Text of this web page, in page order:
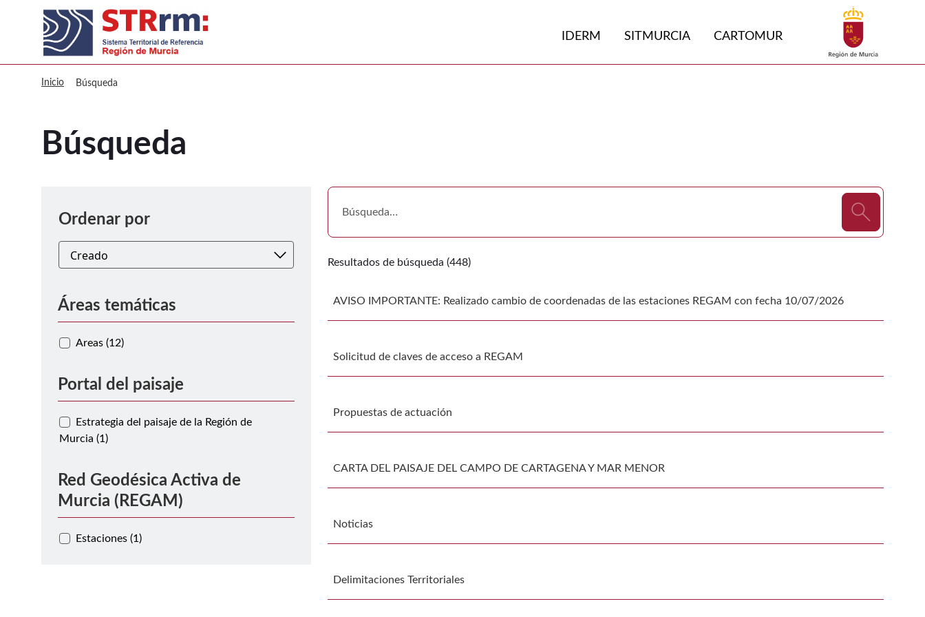
sitmurcia Búsqueda IDERM SITMURCIA CARTOMUR Buscar
Inicio Búsqueda
Búsqueda
Ordenar por
Áreas temáticas
Areas (12)
Portal del paisaje
Estrategia del paisaje de la Región de
Murcia (1)
Red Geodésica Activa de
Murcia (REGAM)
Estaciones (1)
Resultados de búsqueda (448)
AVISO IMPORTANTE: Realizado cambio de coordenadas de las estaciones REGAM con fecha 10/07/2026
Solicitud de claves de acceso a REGAM
Propuestas de actuación
CARTA DEL PAISAJE DEL CAMPO DE CARTAGENA Y MAR MENOR
Noticias
Delimitaciones Territoriales